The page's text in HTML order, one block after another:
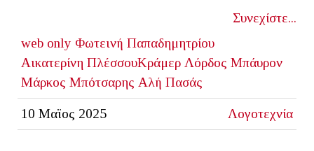
Συνεχίστε...
web only Φωτεινή Παπαδημητρίου
Αικατερίνη ΠλέσσουΚράμερ Λόρδος Μπάυρον
Μάρκος Μπότσαρης Αλή Πασάς
10 Μαϊος 2025 Λογοτεχνία